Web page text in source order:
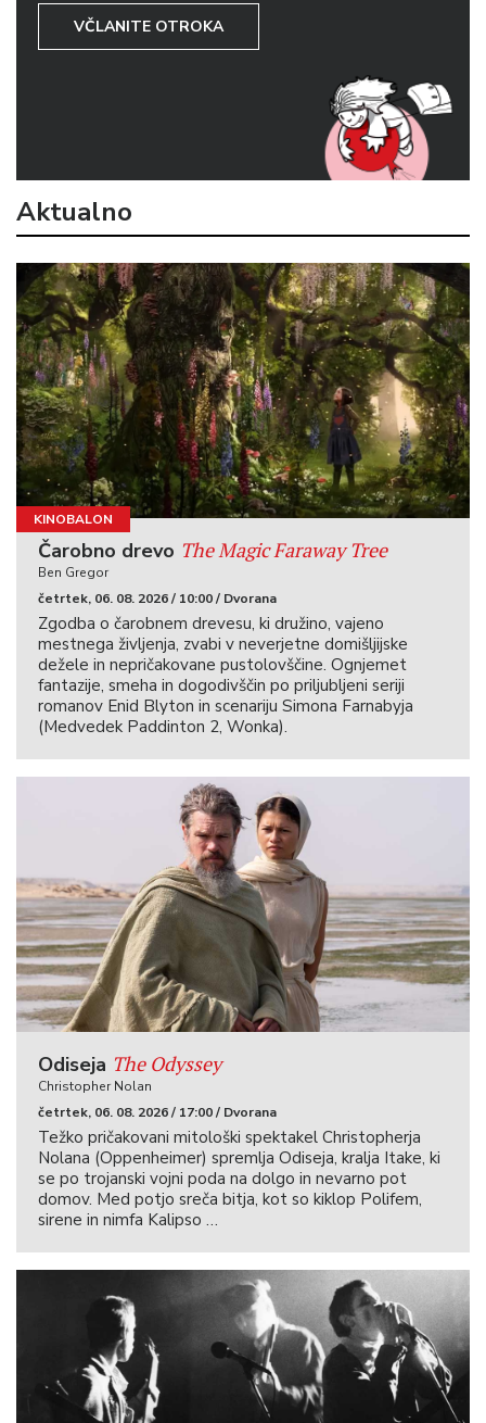
VČLANITE OTROKA
Aktualno
KINOBALON
Čarobno drevo The Magic Faraway Tree
Ben Gregor
četrtek, 06. 08. 2026 / 10:00 / Dvorana
Zgodba o čarobnem drevesu, ki družino, vajeno
mestnega življenja, zvabi v neverjetne domišljijske
dežele in nepričakovane pustolovščine. Ognjemet
fantazije, smeha in dogodivščin po priljubljeni seriji
romanov Enid Blyton in scenariju Simona Farnabyja
(Medvedek Paddinton 2, Wonka).
Odiseja The Odyssey
Christopher Nolan
četrtek, 06. 08. 2026 / 17:00 / Dvorana
Težko pričakovani mitološki spektakel Christopherja
Nolana (Oppenheimer) spremlja Odiseja, kralja Itake, ki
se po trojanski vojni poda na dolgo in nevarno pot
domov. Med potjo sreča bitja, kot so kiklop Polifem,
sirene in nimfa Kalipso …